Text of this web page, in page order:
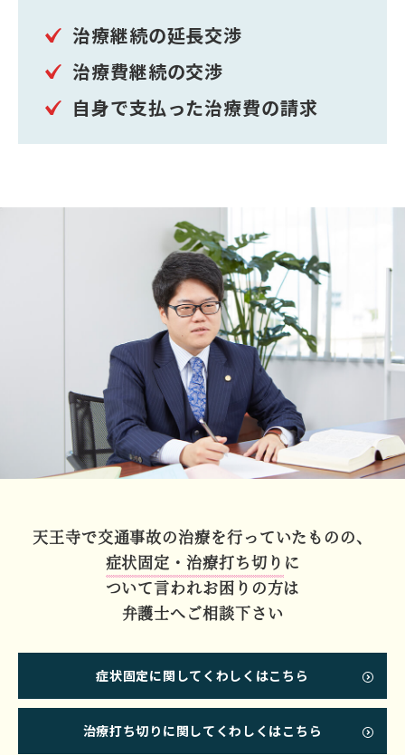
治療継続の延長交渉
治療費継続の交渉
自身で支払った治療費の請求
天王寺で交通事故の治療を行っていたものの、
症状固定・治療打ち切り に
ついて言われお困りの方は
弁護士へご相談下さい
症状固定に関してくわしくはこちら
治療打ち切りに関してくわしくはこちら